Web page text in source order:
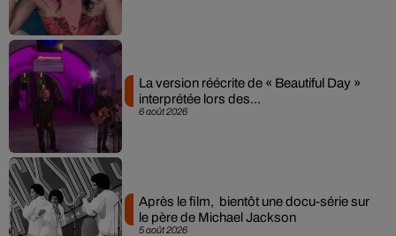
6 août 2026
La version réécrite de « Beautiful Day »
interprétée lors des...
5 août 2026
Après le film, bientôt une docu-série sur
le père de Michael Jackson